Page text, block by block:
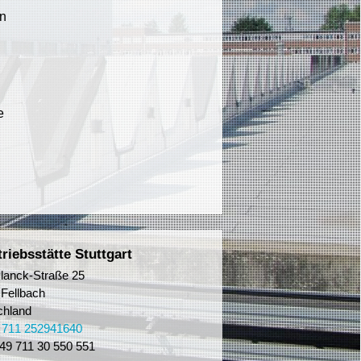
Stuttgart
Straße 25
252941640
711 30 550 551